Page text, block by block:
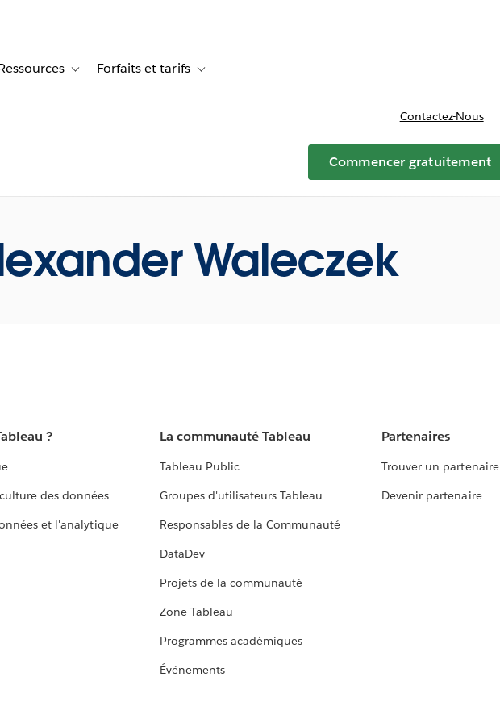
Témoignages clients
sub-navigation for SolutionsToggle sub-navigation for Ressources
Forfaits et tarifs Toggle sub-navigation for Forfaits et tarifs
Contactez-Nous
Commencer gratuitement
Waleczek
?
des données
et l'analytique
La communauté Tableau
Tableau Public
Groupes d'utilisateurs Tableau
Responsables de la Communauté
DataDev
Projets de la communauté
Zone Tableau
Programmes académiques
Événements
Partenaires
Trouver un partenaire
Devenir partenaire